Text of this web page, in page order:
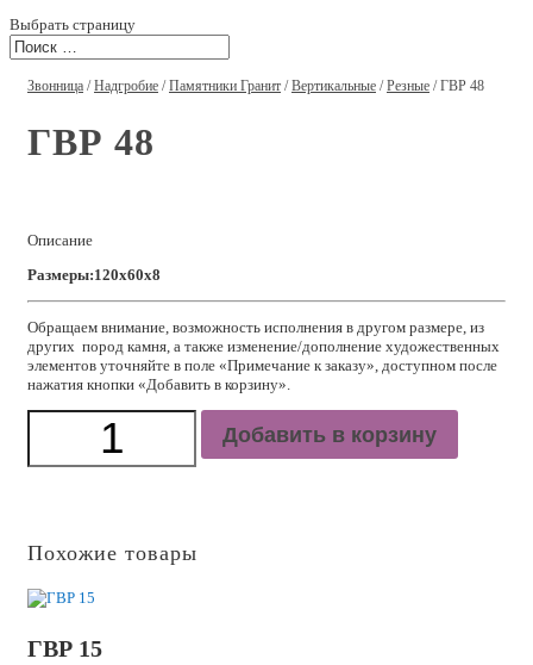
Выбрать страницу
Звонница /Надгробие /Памятники Гранит /Вертикальные /Резные / ГВР 48
ГВР 48
Описание
Размеры:120x60x8
Обращаем внимание, возможность исполнения в другом размере, из
других пород камня, а также изменение/дополнение художественных
элементов уточняйте в поле «Примечание к заказу», доступном после
нажатия кнопки «Добавить в корзину».
Добавить в корзину
Похожие товары
ГВР 15